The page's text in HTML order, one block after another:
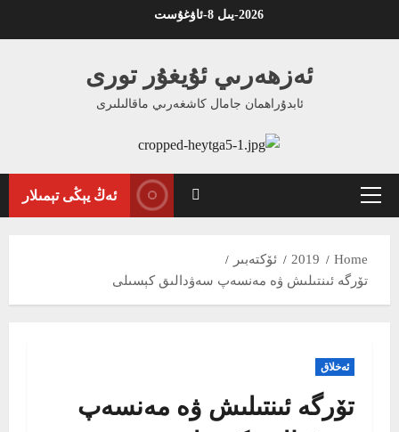
2026-يىل 8-ئاۋغۇست
ئەزھەرىي ئۇيغۇر تورى
ئابدۇراھمان جامال كاشغەرىي ماقالىلىرى
Primary
ئەڭ يېڭى تېمىلار
Home
2019
ئۆكتەبىر
تۆرگە ئىنتىلىش ۋە مەنسەپ سەۋدالىق كېسىلى
ئەخلاق
تۆرگە ئىنتىلىش ۋە مەنسەپ